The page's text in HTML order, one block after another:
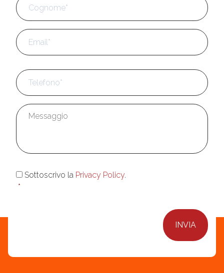
Email
Telefono *
Messaggio
Consenso
Sottoscrivo la Privacy Policy.
*